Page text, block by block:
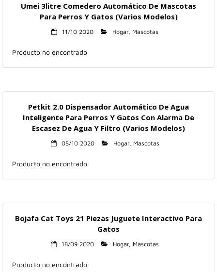
Umei 3litre Comedero Automático De Mascotas
Para Perros Y Gatos (Varios Modelos)
11/10 2020 Hogar, Mascotas
Producto no encontrado
Petkit 2.0 Dispensador Automático De Agua
Inteligente Para Perros Y Gatos Con Alarma De
Escasez De Agua Y Filtro (Varios Modelos)
05/10 2020 Hogar, Mascotas
Producto no encontrado
Bojafa Cat Toys 21 Piezas Juguete Interactivo Para
Gatos
18/09 2020 Hogar, Mascotas
Producto no encontrado